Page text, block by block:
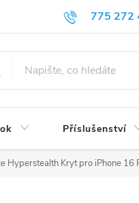
775 272
Příslušenství
Hyperstealth Kryt pro iPhone 16